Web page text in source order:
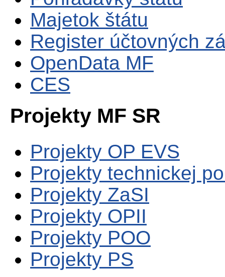
Majetok štátu
Register účtovných
OpenData MF
CES
Projekty MF SR
Projekty OP EVS
Projekty technickej
Projekty ZaSI
Projekty OPII
Projekty POO
Projekty PS